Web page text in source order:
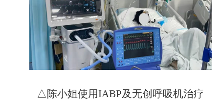
△陈小姐使用IABP及无创呼吸机治疗